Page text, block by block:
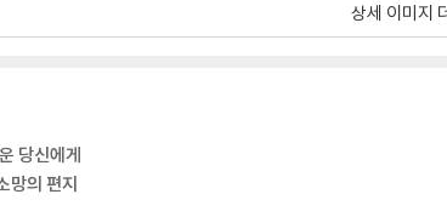
상세 이미지
당신에게
망의 편지